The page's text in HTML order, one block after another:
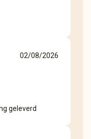
02/08/2026
geleverd